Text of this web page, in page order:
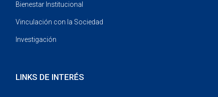
Bienestar Institucional
Vinculación con la Sociedad
Investigación
LINKS DE INTERÉS